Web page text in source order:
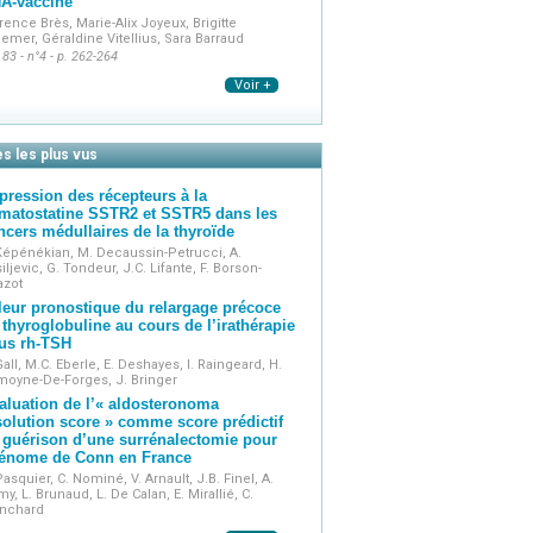
Brès, Marie-Alix Joyeux, Brigitte
Géraldine Vitellius, Sara Barraud
- n°4 - p. 262-264
Voir +
les plus vus
des récepteurs à la
SSTR2 et SSTR5 dans les
médullaires de la thyroïde
M. Decaussin-Petrucci, A.
G. Tondeur, J.C. Lifante, F. Borson-
pronostique du relargage précoce
thyroglobuline au cours de l’irathérapie
rh-TSH
M.C. Eberle, E. Deshayes, I. Raingeard, H.
De-Forges, J. Bringer
de l’« aldosteronoma
score » comme score prédictif
d’une surrénalectomie pour
de Conn en France
C. Nominé, V. Arnault, J.B. Finel, A.
L. Brunaud, L. De Calan, E. Mirallié, C.